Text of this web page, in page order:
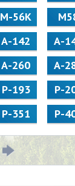
M-56K
А-142 А-
А-260 А-
Р-193 Р-
Р-351 Р-